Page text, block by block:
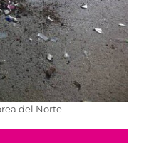
del Norte